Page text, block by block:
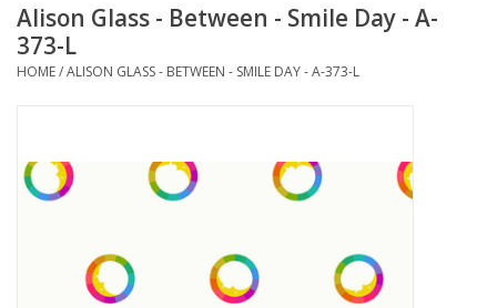
Nieuws
Herfst & Halloween
Laatste Kans
Cadeaubonnen
Alison Glass - Between - Smile Day - A-
373-L
HOME/ALISON GLASS - BETWEEN - SMILE DAY - A-373-L